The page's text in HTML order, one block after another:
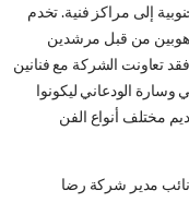
إلى مراكز فنية. تخدم
من قبل مرشدين
تعاونت الشركة مع فنانين
الودعاني ليكونوا
مختلف أنواع الفن
نائب مدير شركة رضا